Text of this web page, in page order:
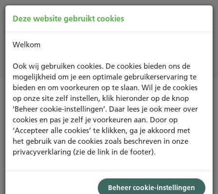
Nieuws
Nieuwsoverzicht
BREEAM In-Use International
consultatie
De internationale versie van BREEAM In-Use is tot 30
Deze website gebruikt cookies
Welkom
Ook wij gebruiken cookies. De cookies bieden ons de
mogelijkheid om je een optimale gebruikerservaring te
bieden en om voorkeuren op te slaan. Wil je de cookies
op onze site zelf instellen, klik hieronder op de knop
‘Beheer cookie-instellingen’. Daar lees je ook meer over
cookies en pas je zelf je voorkeuren aan. Door op
‘Accepteer alle cookies’ te klikken, ga je akkoord met
het gebruik van de cookies zoals beschreven in onze
privacyverklaring (zie de link in de footer).
Beheer cookie-instellingen